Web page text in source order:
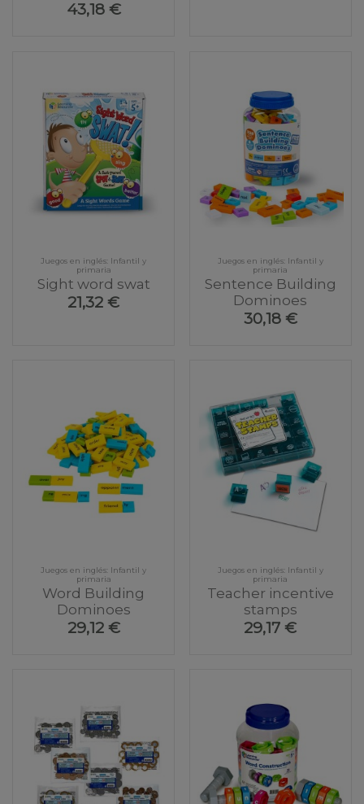
43,18 €
Juegos en inglés: Infantil y
primaria
Sight word swat
21,32 €
Juegos en inglés: Infantil y
primaria
Sentence Building
Dominoes
30,18 €
Juegos en inglés: Infantil y
primaria
Word Building
Dominoes
29,12 €
Juegos en inglés: Infantil y
primaria
Teacher incentive
stamps
29,17 €